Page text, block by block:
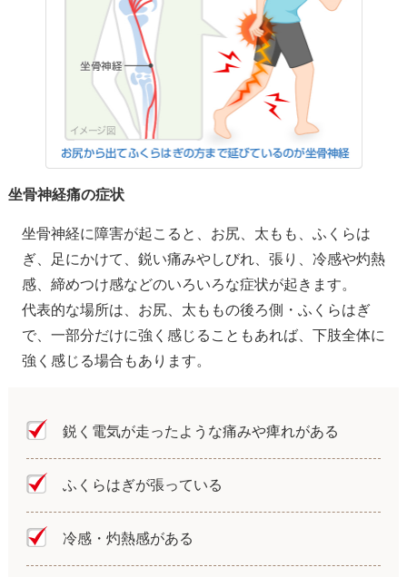
坐骨神経痛の症状
坐骨神経に障害が起こると、お尻、太もも、ふくらは
ぎ、足にかけて、鋭い痛みやしびれ、張り、冷感や灼熱
感、締めつけ感などのいろいろな症状が起きます。
代表的な場所は、お尻、太ももの後ろ側・ふくらはぎ
で、一部分だけに強く感じることもあれば、下肢全体に
強く感じる場合もあります。
鋭く電気が走ったような痛みや痺れがある
ふくらはぎが張っている
冷感・灼熱感がある